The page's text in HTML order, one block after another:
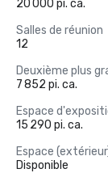
20 000 pi. ca.
Salles de réunion
12
Deuxième plus
7 852 pi. ca.
Espace
15 290 pi. ca.
Espace
Disponible